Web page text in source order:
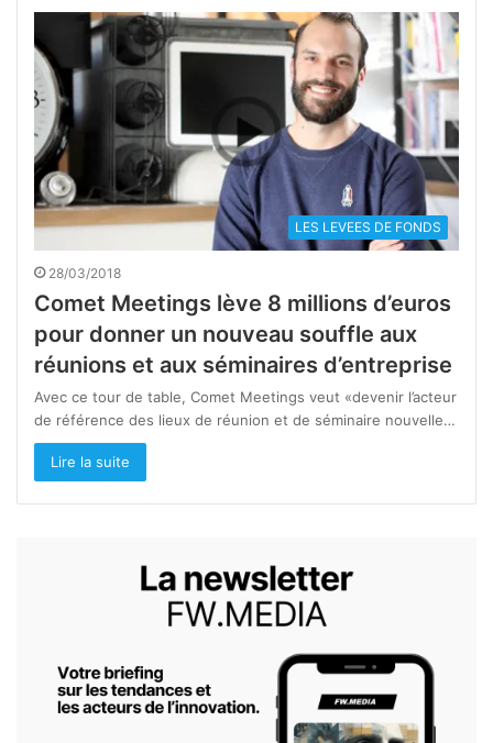
LES LEVEES DE FONDS
28/03/2018
Comet Meetings lève 8 millions d’euros
pour donner un nouveau souffle aux
réunions et aux séminaires d’entreprise
Avec ce tour de table, Comet Meetings veut «devenir l’acteur
de référence des lieux de réunion et de séminaire nouvelle…
Lire la suite